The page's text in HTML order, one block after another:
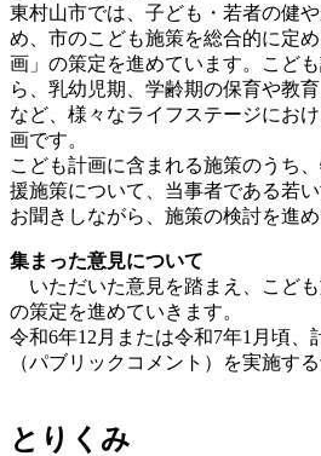
東村山市では、子ども・若者の健
め、市のこども施策を総合的に定
画」の策定を進めています。こど
ら、乳幼児期、学齢期の保育や教
など、様々なライフステージにお
画です。
こども計画に含まれる施策のうち
援施策について、当事者である若
お聞きしながら、施策の検討を進め
集まった意見について
いただいた意見を踏まえ、こど
の策定を進めていきます。
令和6年12月または令和7年1月頃、
（パブリックコメント）を実施する
とりくみ